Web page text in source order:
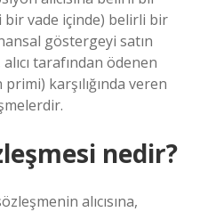
bir vade içinde) belirli bir
göstergeyi satın
tarafından ödenen
karşılığında veren
nedir?
alıcısına,